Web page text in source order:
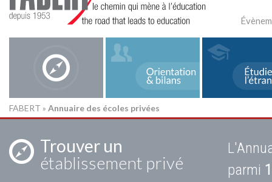
FABERT » Annuaire des écoles privées
Trouver un
établissement privé
parmi